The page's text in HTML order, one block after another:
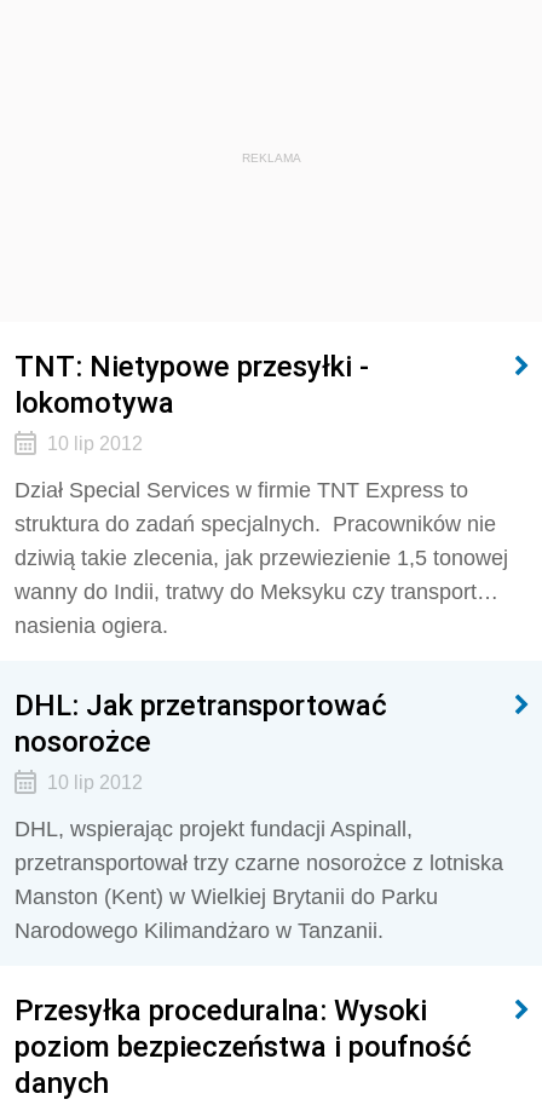
REKLAMA
TNT: Nietypowe przesyłki -
lokomotywa
10 lip 2012
Dział Special Services w firmie TNT Express to
struktura do zadań specjalnych. Pracowników nie
dziwią takie zlecenia, jak przewiezienie 1,5 tonowej
wanny do Indii, tratwy do Meksyku czy transport…
nasienia ogiera.
DHL: Jak przetransportować
nosorożce
10 lip 2012
DHL, wspierając projekt fundacji Aspinall,
przetransportował trzy czarne nosorożce z lotniska
Manston (Kent) w Wielkiej Brytanii do Parku
Narodowego Kilimandżaro w Tanzanii.
Przesyłka proceduralna: Wysoki
poziom bezpieczeństwa i poufność
danych